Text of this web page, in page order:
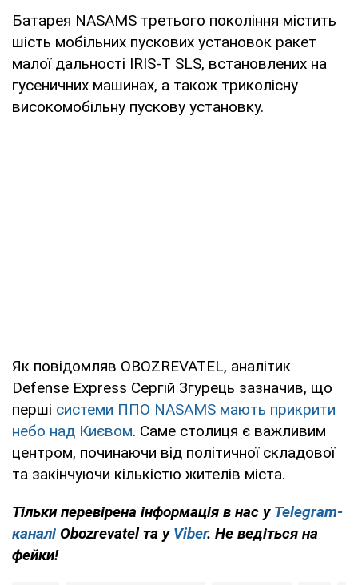
Батарея NASAMS третього покоління містить
шість мобільних пускових установок ракет
малої дальності IRIS-T SLS, встановлених на
гусеничних машинах, а також триколісну
високомобільну пускову установку.
Як повідомляв OBOZREVATEL, аналітик
Defense Express Сергій Згурець зазначив, що
перші системи ППО NASAMS мають прикрити
небо над Києвом. Саме столиця є важливим
центром, починаючи від політичної складової
та закінчуючи кількістю жителів міста.
Тільки перевірена інформація в нас у Telegram-
каналі Obozrevatel та у Viber. Не ведіться на
фейки!